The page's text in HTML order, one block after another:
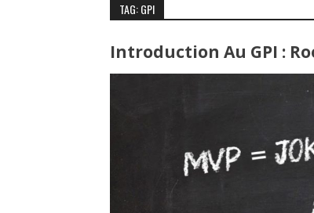
TAG: GPI
Introduction Au GPI :